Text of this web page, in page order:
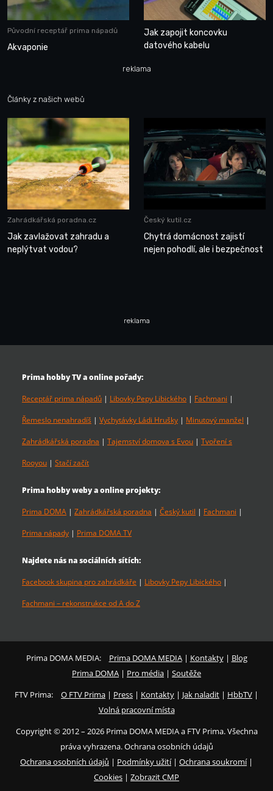
Původní receptář prima nápadů
Akvaponie
Jak zapojit koncovku
datového kabelu
reklama
Články z našich webů
Zahrádkářská poradna.cz
Jak zavlažovat zahradu a
neplýtvat vodou?
Český kutil.cz
Chytrá domácnost zajistí
nejen pohodlí, ale i bezpečnost
reklama
Prima hobby TV a online pořady:
Receptář prima nápadů | Libovky Pepy Libického | Fachmani |
Řemeslo nenahradíš | Vychytávky Ládi Hrušky | Minutový manžel |
Zahrádkářská poradna | Tajemství domova s Evou | Tvoření s
Rooyou | Stačí začít
Prima hobby weby a online projekty:
Prima DOMA | Zahrádkářská poradna | Český kutil | Fachmani |
Prima nápady | Prima DOMA TV
Najdete nás na sociálních sítích:
Facebook skupina pro zahrádkáře | Libovky Pepy Libického |
Fachmani – rekonstrukce od A do Z
Prima DOMA MEDIA: Prima DOMA MEDIA| Kontakty| Blog
Prima DOMA | Pro média | Soutěže
FTV Prima:
O FTV Prima | Press | Kontakty | Jak naladit | HbbTV |
Volná pracovní místa
Copyright © 2012 – 2026 Prima DOMA MEDIA a FTV Prima. Všechna
práva vyhrazena. Ochrana osobních údajů
Ochrana osobních údajů | Podmínky užití| Ochrana soukromí|
Cookies | Zobrazit CMP